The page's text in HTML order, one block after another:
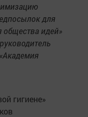
для
общества идей»
гигиене»